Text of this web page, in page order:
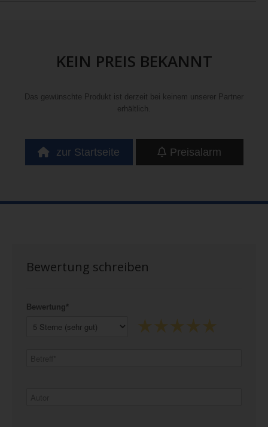
KEIN PREIS BEKANNT
Das gewünschte Produkt ist derzeit bei keinem unserer Partner
erhältlich.
zur Startseite Preisalarm
Bewertung schreiben
Bewertung*